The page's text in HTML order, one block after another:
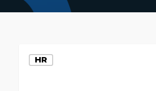
söker
HR